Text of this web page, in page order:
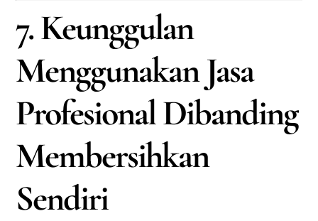
7. Keunggulan
Menggunakan Jasa
Profesional Dibanding
Membersihkan
Sendiri